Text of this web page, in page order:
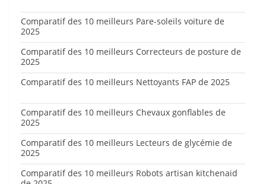
Comparatif des 10 meilleurs Pare-soleils voiture de
2025
Comparatif des 10 meilleurs Correcteurs de posture de
2025
Comparatif des 10 meilleurs Nettoyants FAP de 2025
Comparatif des 10 meilleurs Chevaux gonflables de
2025
Comparatif des 10 meilleurs Lecteurs de glycémie de
2025
Comparatif des 10 meilleurs Robots artisan kitchenaid